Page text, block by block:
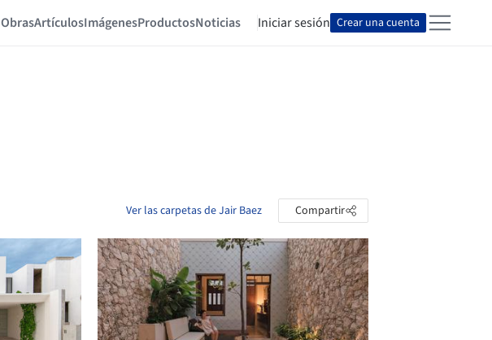
ObrasArtículosImágenesProductosNoticias Iniciar sesión Crear una cuenta
Ver las carpetas de Jair Baez Compartir